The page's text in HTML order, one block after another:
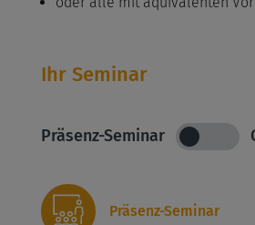
Ihr Seminar
Präsenz-Seminar
Präsenz-Seminar